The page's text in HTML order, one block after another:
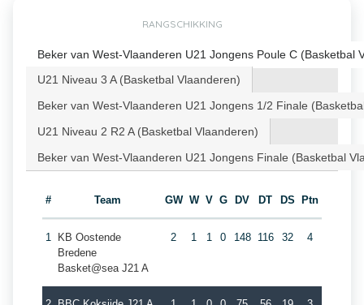
RANGSCHIKKING
Beker van West-Vlaanderen U21 Jongens Poule C (Basketbal
U21 Niveau 3 A (Basketbal Vlaanderen)
Beker van West-Vlaanderen U21 Jongens 1/2 Finale
U21 Niveau 2 R2 A (Basketbal Vlaanderen)
Beker van West-Vlaanderen U21 Jongens Finale (Basketbal
# Team GW W V G DV DT DS Ptn
1
KB Oostende
Bredene
Basket@sea J21 A
2 1 1 0 148 116 32 4